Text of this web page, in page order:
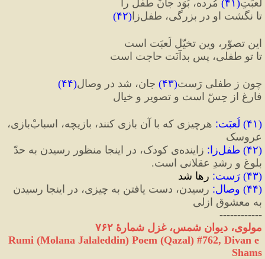
لُعبَتِ(۴۱) مُرده، بُوَد جانْ طفل را
تا نگشت او در بزرگی، طفل‌زا
(۴۲)
این تصوّر، وین تخیّل لُعبَت است
تا تو طفلی، پس بدآنَت حاجت است
چون ز طفلی رَست(۴۳) جان، شد در وصال(۴۴)
فارغ از حِسّ است و تصویر و خیال
(۴۱) لُعبَت:
عروسک
(۴۲) طفل‌زا :
بلوغ و رشدِ عقلانی است.
(۴۳) رَست: رها شد
(۴۴) وصال:
به معشوق ازلی
------------
مولوی، دیوان شمس، غزل شمارهٔ ۷۶۲
Rumi (Molana Jalaleddin) Poem (Qazal) #762, Divan e
Shams